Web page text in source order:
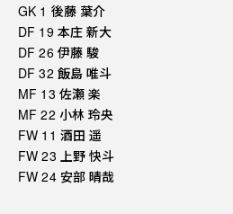
GK 1 後藤 葉介
DF 19 本庄 新大
DF 26 伊藤 駿
DF 32 飯島 唯斗
MF 13 佐瀬 楽
MF 22 小林 玲央
FW 11 酒田 遥
FW 23 上野 快斗
FW 24 安部 晴哉